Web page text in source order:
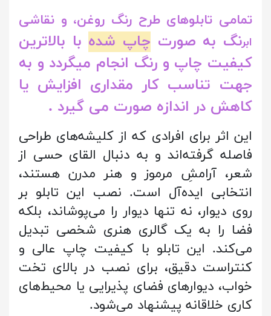
تمامی تابلوهای طرح رنگ روغن، و نقاشی
ابرنگ به صورت چاپ شده با بالاترین
کیفیت چاپ و رنگ انجام میگردد و به
جهت تناسب کار مقداری افزایش یا
کاهش در اندازه صورت می گیرد .
این اثر برای افرادی که از کلیشه‌های طراحی
فاصله گرفته‌اند و به دنبال القای حسی از
شعر، آرامشِ مرموز و هنر مدرن هستند،
انتخابی ایده‌آل است. نصب این تابلو بر
روی دیوار، نه تنها دیوار را می‌پوشاند، بلکه
فضا را به یک گالری هنری شخصی تبدیل
می‌کند. این تابلو با کیفیت چاپ عالی و
کنتراست دقیق، برای نصب در بالای تخت
خواب، دیوارهای فضای پذیرایی یا محیط‌های
کاری خلاقانه پیشنهاد می‌شود.